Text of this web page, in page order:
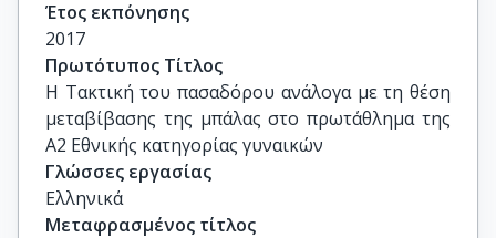
Έτος εκπόνησης
2017
Πρωτότυπος Τίτλος
Η Τακτική του πασαδόρου ανάλογα με τη θέση
μεταβίβασης της μπάλας στο πρωτάθλημα της
Α2 Εθνικής κατηγορίας γυναικών
Γλώσσες εργασίας
Ελληνικά
Μεταφρασμένος τίτλος